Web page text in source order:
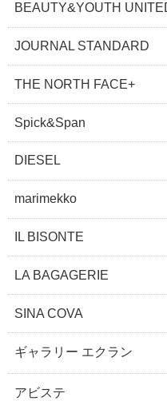
BEAUTY&YOUTH
JOURNAL STANDARD
THE NORTH FACE+
Spick&Span
DIESEL
marimekko
IL BISONTE
LA BAGAGERIE
SINA COVA
ギャラリー エクラン
アビステ